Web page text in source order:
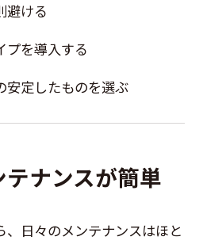
避ける
プを導入する
安定したものを選ぶ
ナンスが簡単
、日々のメンテナンスはほと